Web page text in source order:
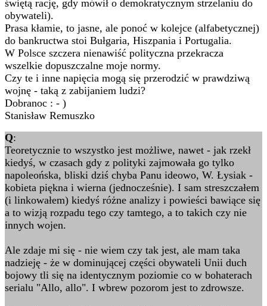
świętą rację, gdy mówił o demokratycznym strzelaniu do
obywateli).
Prasa kłamie, to jasne, ale ponoć w kolejce (alfabetycznej)
do bankructwa stoi Bułgaria, Hiszpania i Portugalia.
W Polsce szczera nienawiść polityczna przekracza
wszelkie dopuszczalne moje normy.
Czy te i inne napięcia mogą się przerodzić w prawdziwą
wojnę - taką z zabijaniem ludzi?
Dobranoc : - )
Stanisław Remuszko
Q:
Teoretycznie to wszystko jest możliwe, nawet - jak rzekł
kiedyś, w czasach gdy z polityki zajmowała go tylko
napoleońska, bliski dziś chyba Panu ideowo, W. Łysiak -
kobieta piękna i wierna (jednocześnie). I sam streszczałem
(i linkowałem) kiedyś różne analizy i powieści bawiące się
a to wizją rozpadu tego czy tamtego, a to takich czy nie
innych wojen.
Ale zdaje mi się - nie wiem czy tak jest, ale mam taka
nadzieję - że w dominującej części obywateli Unii duch
bojowy tli się na identycznym poziomie co w bohaterach
serialu "Allo, allo". I wbrew pozorom jest to zdrowsze.